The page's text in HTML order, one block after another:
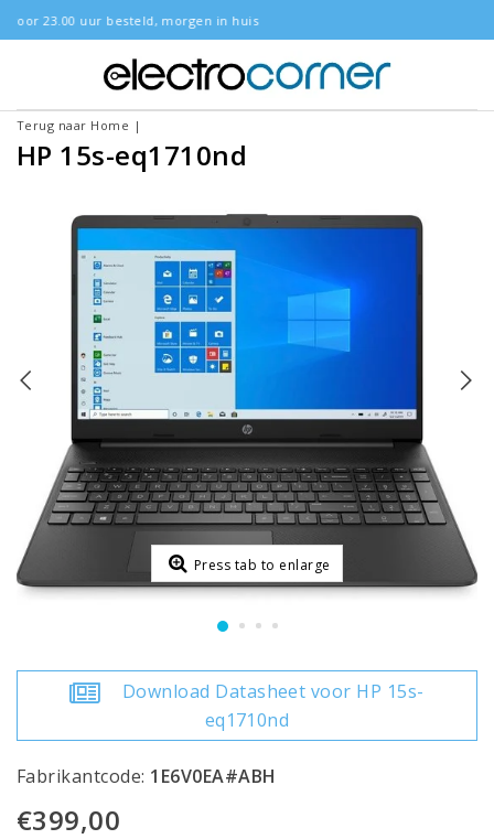
in huis
Terug naar Home |
HP 15s-eq1710nd
Press tab to enlarge
Download Datasheet voor HP 15s-
eq1710nd
Fabrikantcode: 1E6V0EA#ABH
€399,00